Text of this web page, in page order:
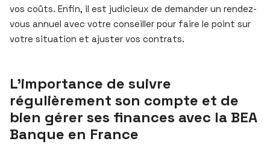
vos coûts. Enfin, il est judicieux de demander un rendez-
vous annuel avec votre conseiller pour faire le point sur
votre situation et ajuster vos contrats.
L’importance de suivre
régulièrement son compte et de
bien gérer ses finances avec la BEA
Banque en France